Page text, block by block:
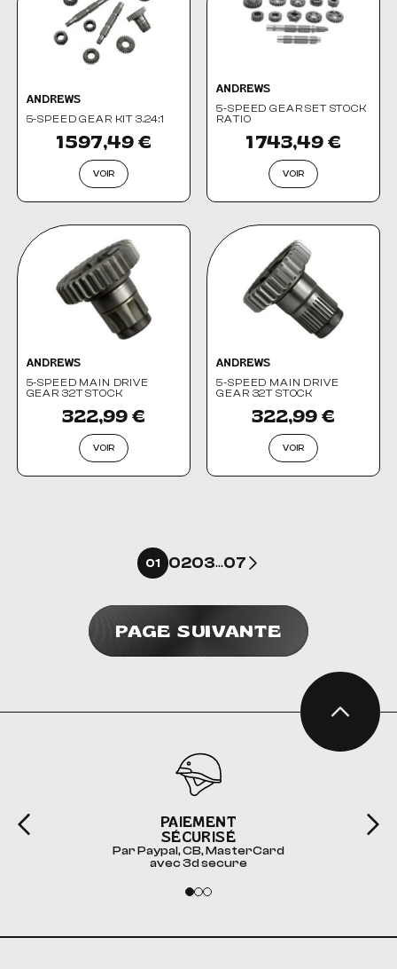
ANDREWS
5-SPEED GEAR KIT 3.24:1
1 597,49 €
VOIR
ANDREWS
5-SPEED GEAR SET STOCK
RATIO
1 743,49 €
VOIR
ANDREWS
5-SPEED MAIN DRIVE
GEAR 32T STOCK
322,99 €
VOIR
ANDREWS
5-SPEED MAIN DRIVE
GEAR 32T STOCK
322,99 €
VOIR
01 0203…07Suivant
PAGE SUIVANTE
PAIEMENT
SÉCURISÉ
Par Paypal, CB, MasterCard
avec 3d secure